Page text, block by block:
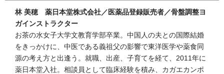
林 美穂 薬日本堂株式会社／医薬品登録販売者／骨盤調整ヨ
ガインストラクター
お茶の水女子大学文教育学部卒業。中国人の夫との国際結婚
をきっかけに、中医である義祖父の影響で東洋医学や薬食同
源の考え方と出逢う。就職、出産、子育てを経て、2011年に
薬日本堂入社。相談員として臨床経験を積み、カガエカンポ